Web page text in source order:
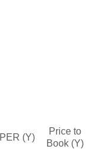
PER (Y)
Price to
Book (Y)